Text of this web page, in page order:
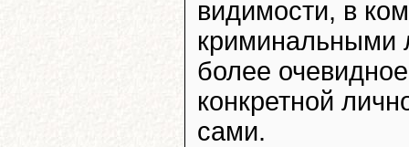
видимости, в
криминальными
более
конкретной
сами.